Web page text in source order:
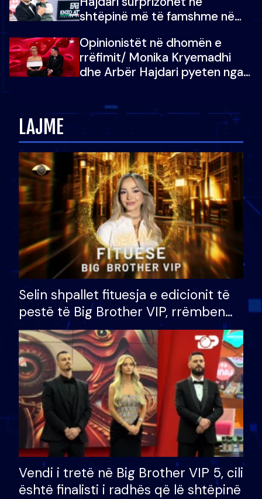
shtëpinë më të famshme në
vajzën e tij
Opinionistët në dhomën e
rrëfimit/ Monika Kryemadhi
dhe Arbër Hajdari pyeten nga
LAJME
Selin shpallet fituesja e edicionit të
pestë të Big Brother VIP, rrëmben
çmimin e madh prej 100 mijë eurosh
Vendi i tretë në Big Brother VIP 5, cili
është finalisti i radhës që lë shtëpinë